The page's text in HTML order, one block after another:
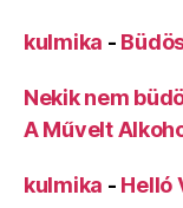
kulmika -
Nekik nem
A Művelt
kulmika - Helló